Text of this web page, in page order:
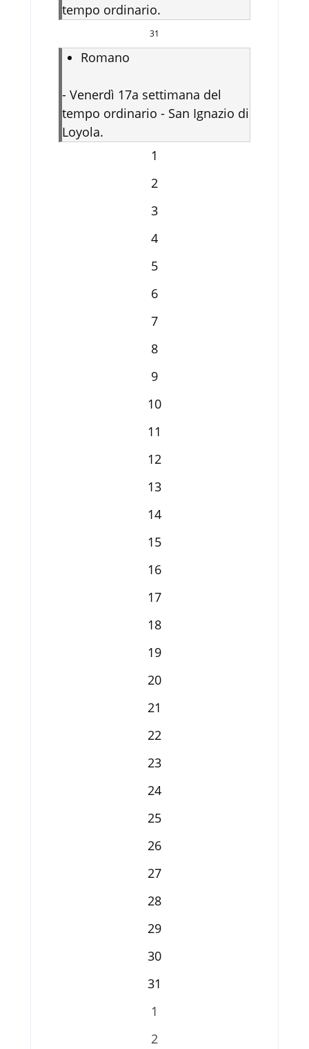
tempo ordinario.
31
Romano
- Venerdì 17a settimana del
tempo ordinario - San Ignazio di
Loyola.
1
2
3
4
5
6
7
8
9
10
11
12
13
14
15
16
17
18
19
20
21
22
23
24
25
26
27
28
29
30
31
1
2